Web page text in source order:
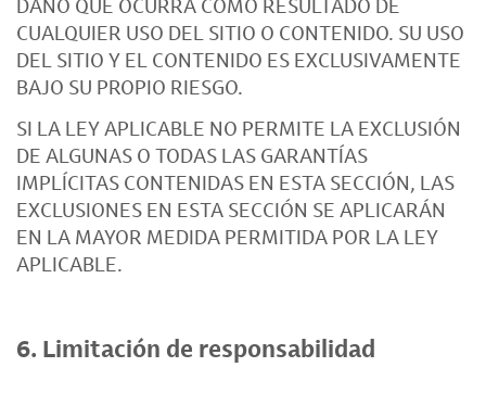
DAÑO QUE OCURRA COMO RESULTADO DE
CUALQUIER USO DEL SITIO O CONTENIDO. SU USO
DEL SITIO Y EL CONTENIDO ES EXCLUSIVAMENTE
BAJO SU PROPIO RIESGO.
SI LA LEY APLICABLE NO PERMITE LA EXCLUSIÓN
DE ALGUNAS O TODAS LAS GARANTÍAS
IMPLÍCITAS CONTENIDAS EN ESTA SECCIÓN, LAS
EXCLUSIONES EN ESTA SECCIÓN SE APLICARÁN
EN LA MAYOR MEDIDA PERMITIDA POR LA LEY
APLICABLE.
6. Limitación de responsabilidad